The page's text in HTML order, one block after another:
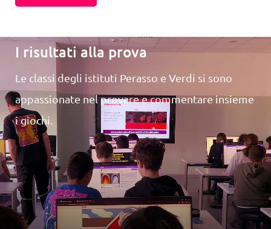
I risultati alla prova
Le classi degli istituti Perasso e Verdi si sono
appassionate nel provare e commentare insieme
i giochi.